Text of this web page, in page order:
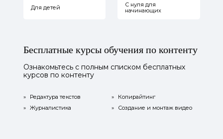
Для детей
С нуля для
начинающих
Бесплатные курсы обучения по контенту
Ознакомьтесь с полным списком бесплатных
курсов по контенту
» Редактура текстов »
Копирайтинг
»
Журналистика » Создание и монтаж видео